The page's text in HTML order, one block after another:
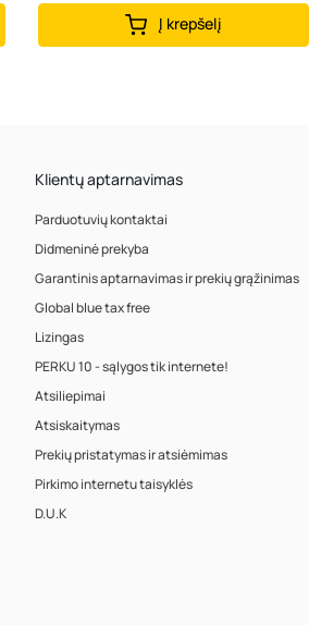
Į krepšelį
Klientų aptarnavimas
Parduotuvių kontaktai
Didmeninė prekyba
Garantinis aptarnavimas ir prekių grąžinimas
Global blue tax free
Lizingas
PERKU 10 - sąlygos tik internete!
Atsiliepimai
Atsiskaitymas
Prekių pristatymas ir atsiėmimas
Pirkimo internetu taisyklės
D.U.K